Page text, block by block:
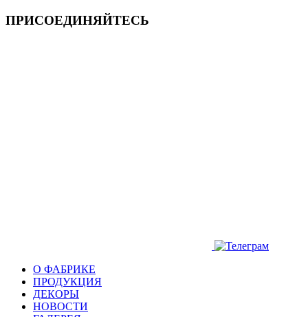
ПРИСОЕДИНЯЙТЕСЬ
О ФАБРИКЕ
ПРОДУКЦИЯ
ДЕКОРЫ
НОВОСТИ